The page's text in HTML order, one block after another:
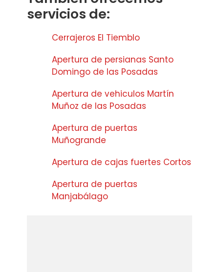
servicios de:
Cerrajeros El Tiemblo
Apertura de persianas Santo
Domingo de las Posadas
Apertura de vehiculos Martín
Muñoz de las Posadas
Apertura de puertas
Muñogrande
Apertura de cajas fuertes Cortos
Apertura de puertas
Manjabálago